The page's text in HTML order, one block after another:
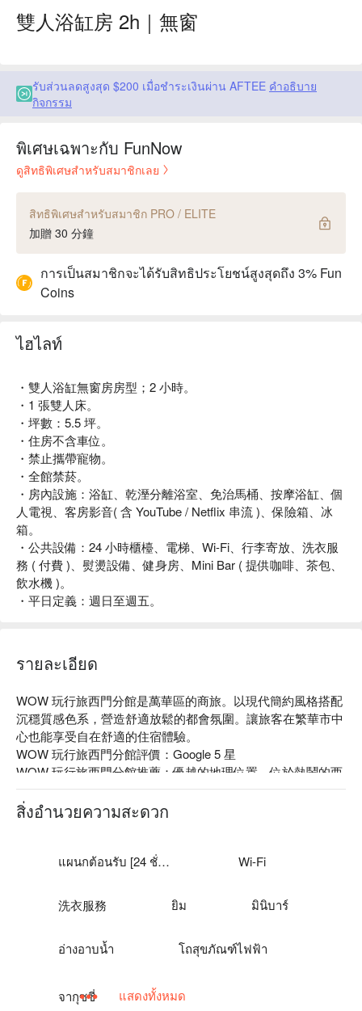
雙人浴缸房 2h｜無窗
รับส่วนลดสูงสุด $200 เมื่อชำระเงินผ่าน AFTEE คำอธิบาย
กิจกรรม
พิเศษเฉพาะกับ FunNow
ดูสิทธิพิเศษสำหรับสมาชิกเลย
สิทธิพิเศษสำหรับสมาชิก PRO / ELITE
加贈 30 分鐘
การเป็นสมาชิกจะได้รับสิทธิประโยชน์สูงสุดถึง 3% Fun
Coins
ไฮไลท์
・雙人浴缸無窗房房型；2 小時。
・1 張雙人床。
・坪數：5.5 坪。
・住房不含車位。
・禁止攜帶寵物。
・全館禁菸。
・房內設施：浴缸、乾溼分離浴室、免治馬桶、按摩浴缸、個
人電視、客房影音( 含 YouTube / Netflix 串流 )、保險箱、冰
箱。
・公共設備：24 小時櫃檯、電梯、Wi-Fi、行李寄放、洗衣服
務 ( 付費 )、熨燙設備、健身房、Mini Bar ( 提供咖啡、茶包、
飲水機 )。
・平日定義：週日至週五。
รายละเอียด
WOW 玩行旅西門分館是萬華區的商旅。以現代簡約風格搭配
沉穩質感色系，營造舒適放鬆的都會氛圍。讓旅客在繁華市中
心也能享受自在舒適的住宿體驗。
WOW 玩行旅西門分館評價：Google 5 星
WOW 玩行旅西門分館推薦：優越的地理位置，位於熱鬧的西
門商圈，步行至捷運站僅需幾分鐘，周圍環境活躍，適合喜愛
探索城市的旅客。
สิ่งอำนวยความสะดวก
แผนกต้อนรับ [24 ชั่วโมง] Wi-Fi
洗衣服務 ยิม มินิบาร์
อ่างอาบน้ำ โถสุขภัณฑ์ไฟฟ้า
จากุซซี่ แสดงทั้งหมด